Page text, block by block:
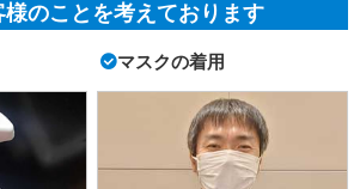
様のことを考えております
マスクの着用